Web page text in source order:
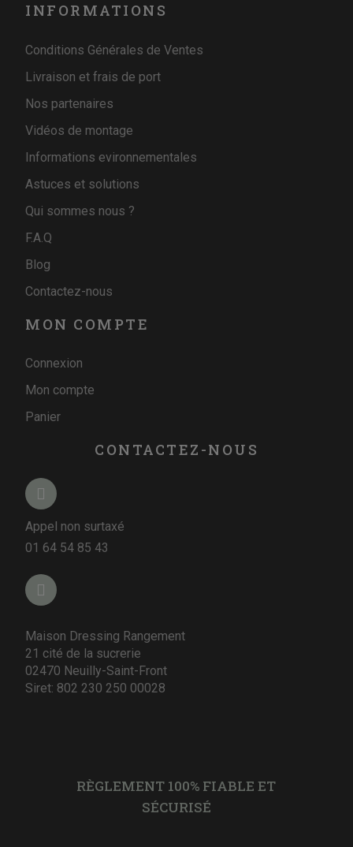
INFORMATIONS
Conditions Générales de Ventes
Livraison et frais de port
Nos partenaires
Vidéos de montage
Informations evironnementales
Astuces et solutions
Qui sommes nous ?
F.A.Q
Blog
Contactez-nous
MON COMPTE
Connexion
Mon compte
Panier
CONTACTEZ-NOUS
Appel non surtaxé
01 64 54 85 43
Maison Dressing Rangement
21 cité de la sucrerie
02470 Neuilly-Saint-Front
Siret: 802 230 250 00028
RÈGLEMENT 100% FIABLE ET
SÉCURISÉ